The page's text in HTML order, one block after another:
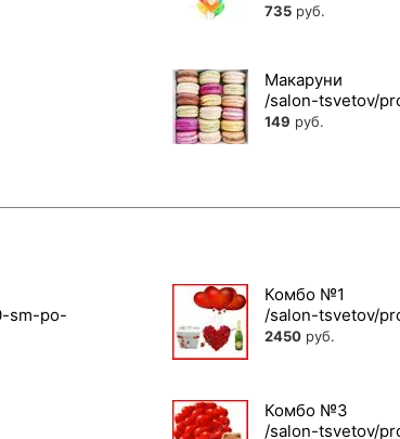
735руб.
Макаруни
149 руб.
Комбо №1
2450руб.
Комбо №3